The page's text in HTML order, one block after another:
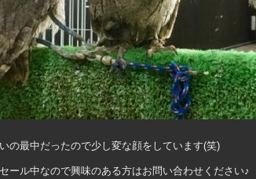
の最中だったので少し変な顔をしています(笑)
ール中なので興味のある方はお問い合わせください♪